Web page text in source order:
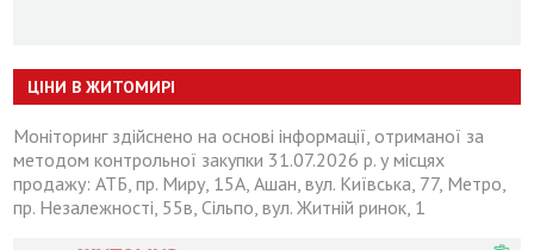
ЦІНИ В ЖИТОМИРІ
Моніторинг здійснено на основі інформації, отриманої за
методом контрольної закупки 31.07.2026 р. у місцях
продажу: АТБ, пр. Миру, 15А, Ашан, вул. Київська, 77, Метро,
пр. Незалежності, 55в, Сільпо, вул. Житній ринок, 1